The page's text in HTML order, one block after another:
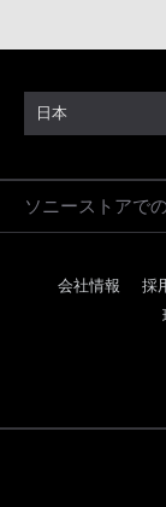
日本
ソニーストアで
会社情報 採